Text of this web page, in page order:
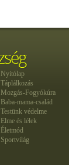
Nyitólap
Táplálkozás
Mozgás-Fogyókúra
Baba-mama-család
Testünk védelme
Elme és lélek
Életmód
Sportvilág